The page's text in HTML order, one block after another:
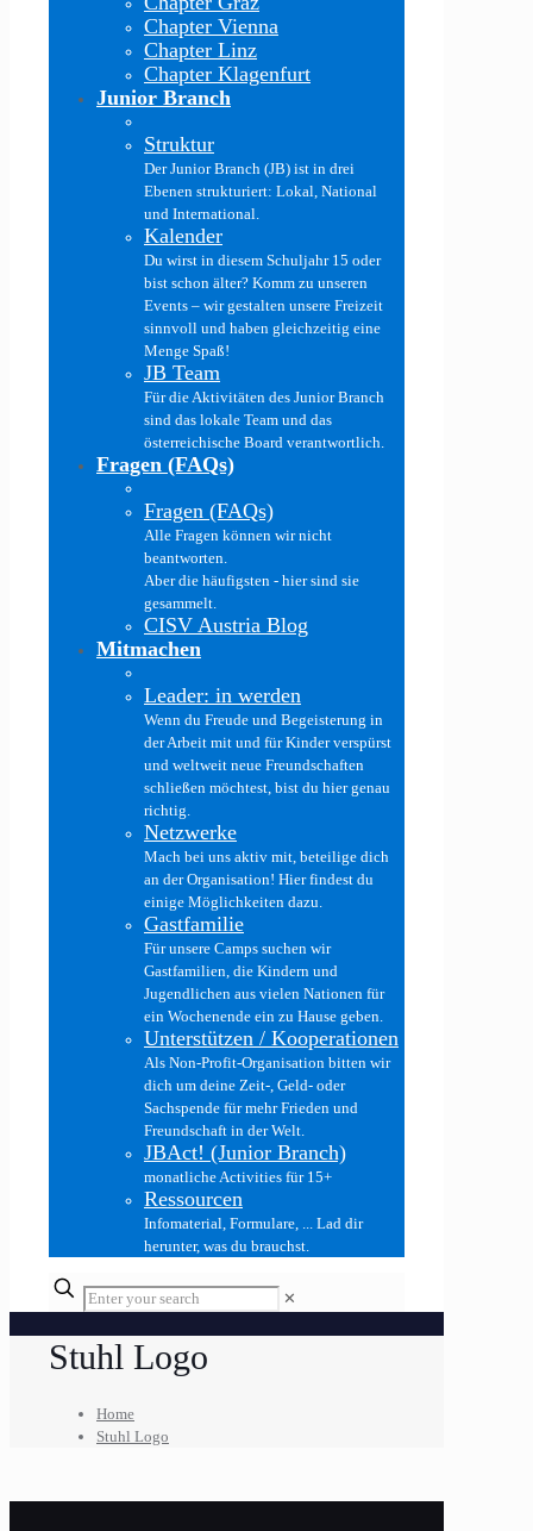
Chapter Vienna
Chapter Linz
Chapter Klagenfurt
Junior Branch
Struktur
Der Junior Branch (JB) ist in drei
Ebenen strukturiert: Lokal, National
und International.
Kalender
Du wirst in diesem Schuljahr 15 oder
bist schon älter? Komm zu unseren
Events – wir gestalten unsere Freizeit
sinnvoll und haben gleichzeitig eine
Menge Spaß!
JB Team
Für die Aktivitäten des Junior Branch
sind das lokale Team und das
österreichische Board verantwortlich.
Fragen (FAQs)
Fragen (FAQs)
Alle Fragen können wir nicht
beantworten.
Aber die häufigsten - hier sind sie
gesammelt.
CISV Austria Blog
Mitmachen
Leader: in werden
Wenn du Freude und Begeisterung in
der Arbeit mit und für Kinder verspürst
und weltweit neue Freundschaften
schließen möchtest, bist du hier genau
richtig.
Netzwerke
Mach bei uns aktiv mit, beteilige dich
an der Organisation! Hier findest du
einige Möglichkeiten dazu.
Gastfamilie
Für unsere Camps suchen wir
Gastfamilien, die Kindern und
Jugendlichen aus vielen Nationen für
ein Wochenende ein zu Hause geben.
Unterstützen / Kooperationen
Als Non-Profit-Organisation bitten wir
dich um deine Zeit-, Geld- oder
Sachspende für mehr Frieden und
Freundschaft in der Welt.
JBAct! (Junior Branch)
monatliche Activities für 15+
Ressourcen
Infomaterial, Formulare, ... Lad dir
herunter, was du brauchst.
✕
Stuhl Logo
Home
Stuhl Logo